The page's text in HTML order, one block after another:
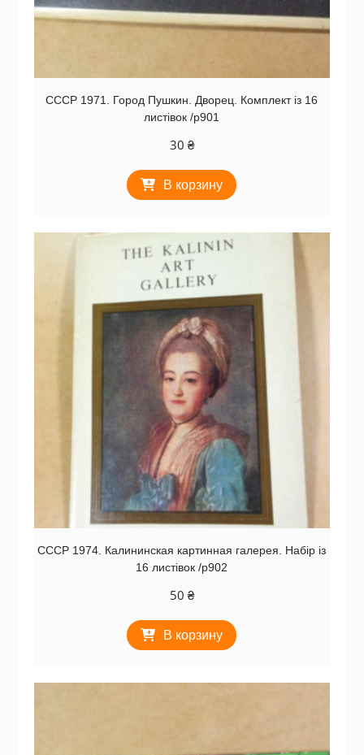
СССР 1971. Город Пушкин. Дворец. Комплект із 16
листівок /р901
30 ₴
В корзину
СССР 1974. Калининская картинная галерея. Набір із
16 листівок /р902
50 ₴
В корзину